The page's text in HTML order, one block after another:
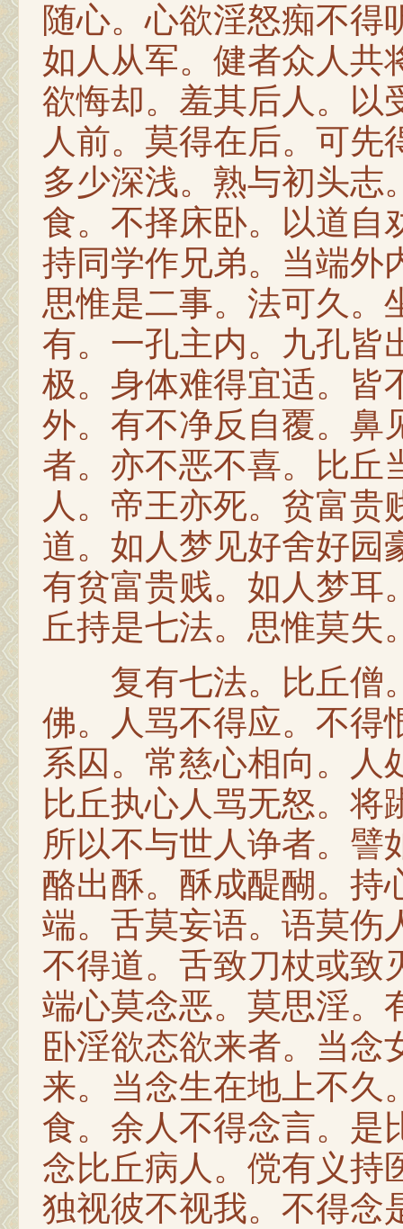
随心。心欲淫怒痴不得
如人从军。健者众人共
欲悔却。羞其后人。以
人前。莫得在后。可先
多少深浅。熟与初头志
食。不择床卧。以道自
持同学作兄弟。当端外
思惟是二事。法可久。
有。一孔主内。九孔皆
极。身体难得宜适。皆
外。有不净反自覆。鼻
者。亦不恶不喜。比丘
人。帝王亦死。贫富贵
道。如人梦见好舍好园
有贫富贵贱。如人梦耳
丘持是七法。思惟莫失
复有七法。比丘僧
佛。人骂不得应。不得
系囚。常慈心相向。人
比丘执心人骂无怒。将
所以不与世人诤者。譬
酪出酥。酥成醍醐。持
端。舌莫妄语。语莫伤
不得道。舌致刀杖或致
端心莫念恶。莫思淫。
卧淫欲态欲来者。当念
来。当念生在地上不久
食。余人不得念言。是
念比丘病人。傥有义持
独视彼不视我。不得念